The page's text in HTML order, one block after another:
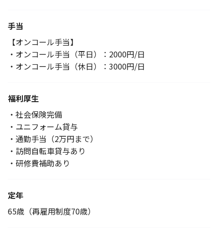
手当
【オンコール手当】
・オンコール手当（平日）：2000円/日
・オンコール手当（休日）：3000円/日
福利厚生
・社会保険完備
・ユニフォーム貸与
・通勤手当（2万円まで）
・訪問自転車貸与あり
・研修費補助あり
定年
65歳（再雇用制度70歳）